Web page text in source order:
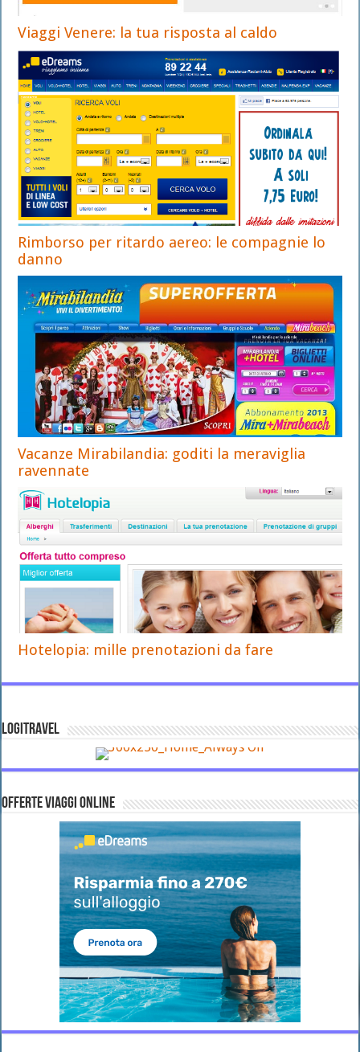
Viaggi Venere: la tua risposta al caldo
Rimborso per ritardo aereo: le compagnie lo
danno
Vacanze Mirabilandia: goditi la meraviglia
ravennate
Hotelopia: mille prenotazioni da fare
LOGITRAVEL
OFFERTE VIAGGI ONLINE